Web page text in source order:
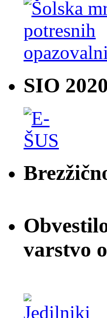
SIO 2020
varstvo